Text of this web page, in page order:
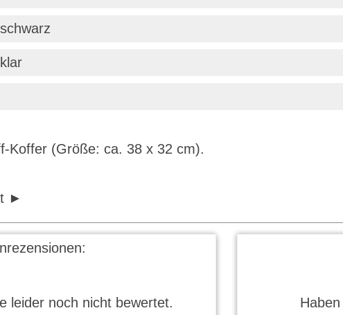
Koffer (Größe: ca. 38 x 32 cm).
leider noch nicht bewertet.